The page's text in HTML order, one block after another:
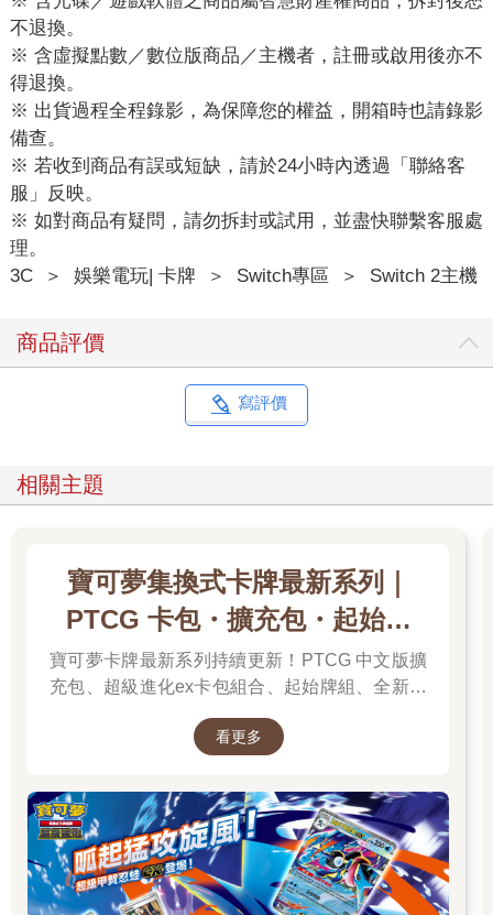
不退換。
※ 含虛擬點數／數位版商品／主機者，註冊或啟用後亦不
得退換。
※ 出貨過程全程錄影，為保障您的權益，開箱時也請錄影
備查。
※ 若收到商品有誤或短缺，請於24小時內透過「聯絡客
服」反映。
※ 如對商品有疑問，請勿拆封或試用，並盡快聯繫客服處
理。
3C
＞ 娛樂電玩| 卡牌 ＞ Switch專區 ＞ Switch 2主機
商品評價
寫評價
相關主題
寶可夢集換式卡牌最新系列｜
PTCG 卡包・擴充包・起始牌
組．最新卡牌＆組合一次看
寶可夢卡牌最新系列持續更新！PTCG 中文版擴
充包、超級進化ex卡包組合、起始牌組、全新周
邊一次彙整，新彈上市不漏接，快速找到你要的
看更多